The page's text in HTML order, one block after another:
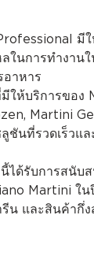
มีใ
ในการทำงาน
อาหาร
ให้บริการของ
Martini
ชันที่รวดเร็วแ
ด้รับการสนับส
Martini ใ
น และสินค้ากึ่